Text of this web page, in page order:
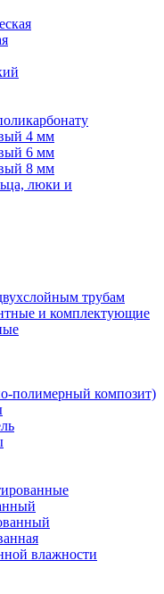
4 мм
6 мм
8 мм
люки и
трубам
и комплектующие
полимерный композит)
влажности